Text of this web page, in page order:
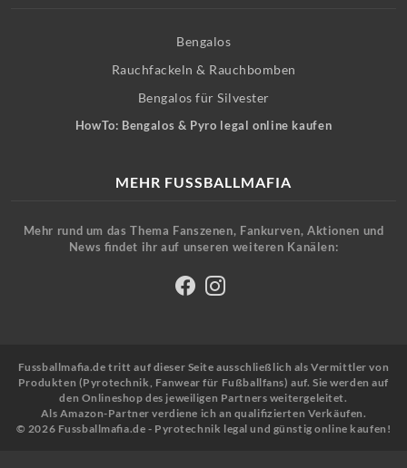
Bengalos
Rauchfackeln & Rauchbomben
Bengalos für Silvester
HowTo: Bengalos & Pyro legal online kaufen
MEHR FUSSBALLMAFIA
Mehr rund um das Thema Fanszenen, Fankurven, Aktionen und
News findet ihr auf unseren weiteren Kanälen:
Fussballmafia.de tritt auf dieser Seite ausschließlich als Vermittler von
Produkten (Pyrotechnik, Fanwear für Fußballfans) auf. Sie werden auf
den Onlineshop des jeweiligen Partners weitergeleitet.
Als Amazon-Partner verdiene ich an qualifizierten Verkäufen.
© 2026 Fussballmafia.de - Pyrotechnik legal und günstig online kaufen!